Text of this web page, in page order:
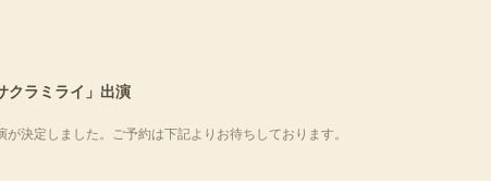
クラミライ」出演
決定しました。ご予約は下記よりお待ちしております。